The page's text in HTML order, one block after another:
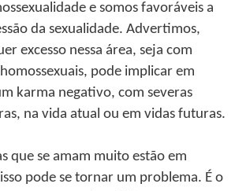
e somos favoráveis a
da sexualidade. Advertimos,
excesso nessa área, seja com
pode implicar em
karma negativo, com severas
na vida atual ou em vidas futuras.
que se amam muito estão em
pode se tornar um problema. É o